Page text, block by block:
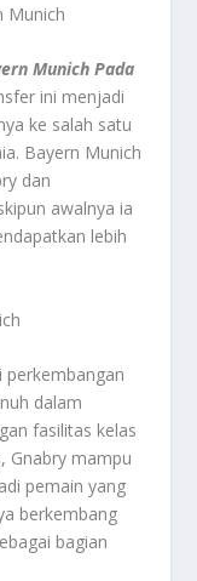
Munich
Munich Pada
ini menjadi
ke salah satu
Bayern Munich
dan
awalnya ia
lebih
perkembangan
dalam
fasilitas kelas
Gnabry mampu
pemain yang
berkembang
bagian